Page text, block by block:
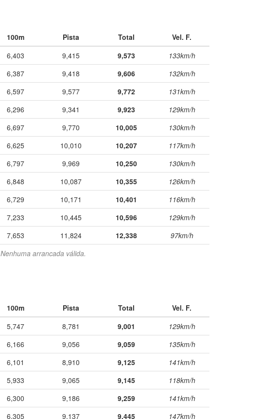
100m Pista Total
Vel. F.
6,403 9,415 9,573
133km/h
6,387 9,418 9,606
132km/h
6,597 9,577 9,772
131km/h
6,296 9,341 9,923
129km/h
6,697 9,770 10,005
130km/h
6,625 10,010 10,207
117km/h
6,797 9,969 10,250
130km/h
6,848 10,087 10,355
126km/h
6,729 10,171 10,401
116km/h
7,233 10,445 10,596
129km/h
7,653 11,824 12,338
97km/h
Nenhuma arrancada válida.
100m Pista Total
Vel. F.
5,747 8,781 9,001
129km/h
6,166 9,056 9,059
135km/h
6,101 8,910 9,125
141km/h
5,933 9,065 9,145
118km/h
6,300 9,186 9,259
141km/h
6,305 9,137 9,445 147km/h